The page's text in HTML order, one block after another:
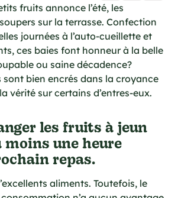
fruits annonce l’été, les
sur la terrasse. Confection
journées à l’auto-cueillette et
ces baies font honneur à la belle
ou saine décadence?
sont bien encrés dans la croyance
vérité sur certains d’entres-eux.
les fruits à jeun
une heure
repas.
aliments. Toutefois, le